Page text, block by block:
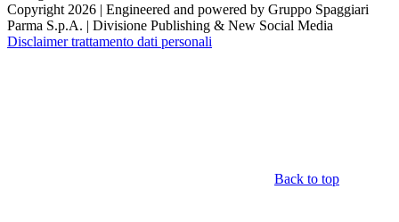
Copyright 2026 | Engineered and powered by Gruppo Spaggiari
Parma S.p.A. | Divisione Publishing & New Social Media
Disclaimer trattamento dati personali
Back to top